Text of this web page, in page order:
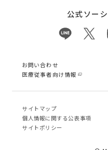
公式ソー
お問い合わせ
医療従事者向け情報
サイトマップ
個⼈情報に関する公表事項
サイトポリシー